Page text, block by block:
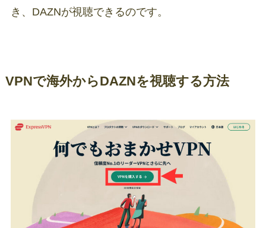
き、DAZNが視聴できるのです。
VPNで海外からDAZNを視聴する方法